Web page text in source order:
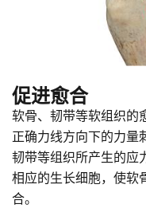
促进愈合
软骨、韧带等软组织的
正确力线方向下的力量
韧带等组织所产生的应
相应的生长细胞，使软
合。